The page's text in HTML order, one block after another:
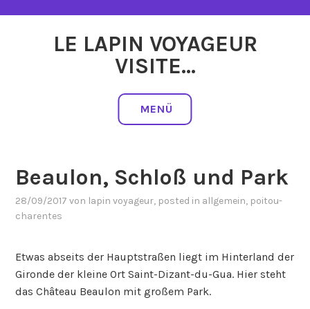
LE LAPIN VOYAGEUR
VISITE…
MENÜ
Beaulon, Schloß und Park
28/09/2017 von lapin voyageur, posted in allgemein, poitou-
charentes
Etwas abseits der Hauptstraßen liegt im Hinterland der
Gironde der kleine Ort Saint-Dizant-du-Gua. Hier steht
das Château Beaulon mit großem Park.